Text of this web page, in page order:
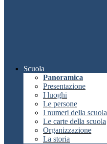
Scuola
Panoramica
Presentazione
I luoghi
Le persone
I numeri della scuola
Le carte della scuola
Organizzazione
La storia